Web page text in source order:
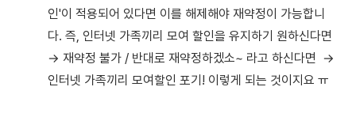
인'이 적용되어 있다면 이를 해제해야 재약정이 가능합니
다. 즉, 인터넷 가족끼리 모여 할인을 유지하기 원하신다면
→ 재약정 불가 / 반대로 재약정하겠소~ 라고 하신다면 →
인터넷 가족끼리 모여할인 포기! 이렇게 되는 것이지요 ㅠ